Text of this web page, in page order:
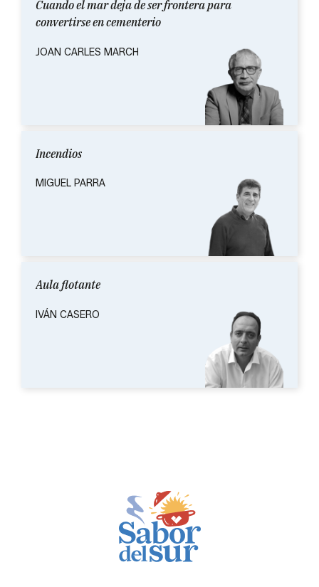
convertirse en cementerio
Incendios
Aula flotante
IVÁN CASERO